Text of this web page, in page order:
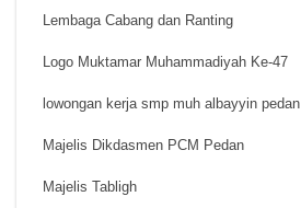
Lembaga Cabang dan Ranting
Logo Muktamar Muhammadiyah Ke-47
lowongan kerja smp muh albayyin pedan
Majelis Dikdasmen PCM Pedan
Majelis Tabligh